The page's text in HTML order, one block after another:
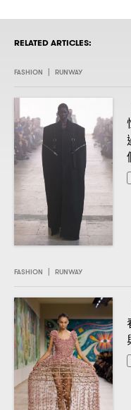
RELATED ARTICLES:
FASHION RUNWAY
FASHION RUNWAY